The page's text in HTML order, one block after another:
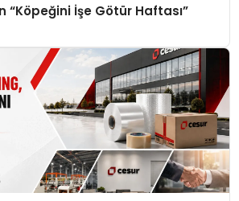
“Köpeğini İşe Götür Haftası”